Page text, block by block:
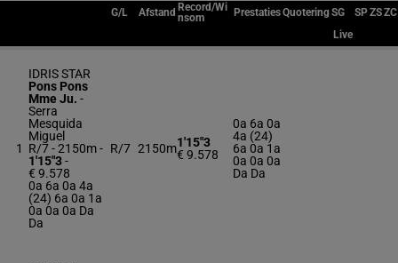
G/L Afstand Record/Wi
nsom
PrestatiesQuoteringSG SPZSZC
Live
1
IDRIS STAR
Pons Pons
Mme Ju. -
Serra
Mesquida
Miguel
R/7 - 2150m-
1'15"3-
€ 9.578
0a 6a 0a 4a
(24) 6a 0a 1a
0a 0a 0a Da
Da
R/7 2150m1'15"3
€ 9.578
0a 6a 0a
4a (24)
6a 0a 1a
0a 0a 0a
Da Da